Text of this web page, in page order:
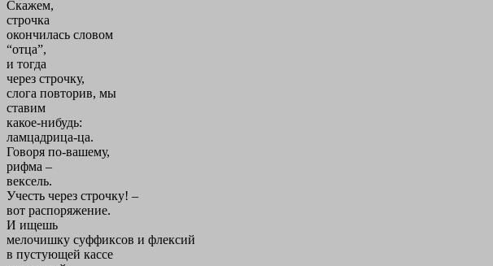
Скажем,
строчка
окончилась словом
“отца”,
и тогда
через строчку,
слога повторив, мы
ставим
какое-нибудь:
ламцадрица-ца.
Говоря по-вашему,
рифма –
вексель.
Учесть через строчку! –
вот распоряжение.
И ищешь
мелочишку суффиксов и флексий
в пустующей кассе